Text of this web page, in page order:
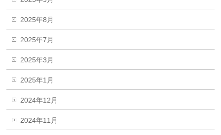
2025年8月
2025年7月
2025年3月
2025年1月
2024年12月
2024年11月